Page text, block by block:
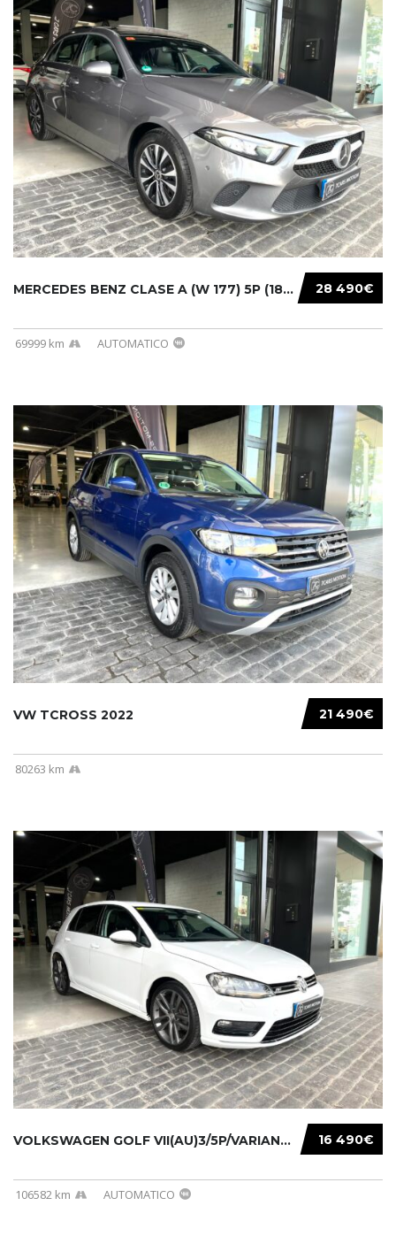
28 490€
MERCEDES BENZ CLASE A (W 177) 5P (18-) 2020....
69999 km AUTOMATICO
21 490€
VW TCROSS 2022
80263 km
16 490€
VOLKSWAGEN GOLF VII(AU)3/5P/VARIANT(12-16 20...
106582 km AUTOMATICO